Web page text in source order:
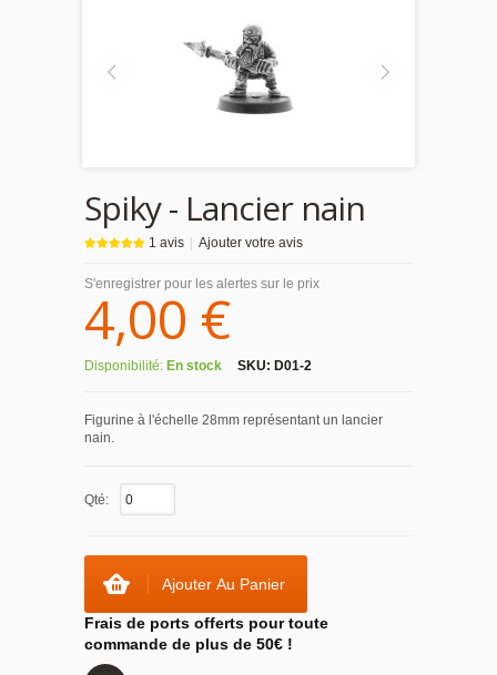
Spiky - Lancier nain
1 avis Ajouter votre avis
S'enregistrer pour les alertes sur le prix
4,00 €
Disponibilité: En stock SKU: D01-2
Figurine à l'échelle 28mm représentant un lancier
nain.
Qté:
Ajouter Au Panier
Frais de ports offerts pour toute
commande de plus de 50€ !